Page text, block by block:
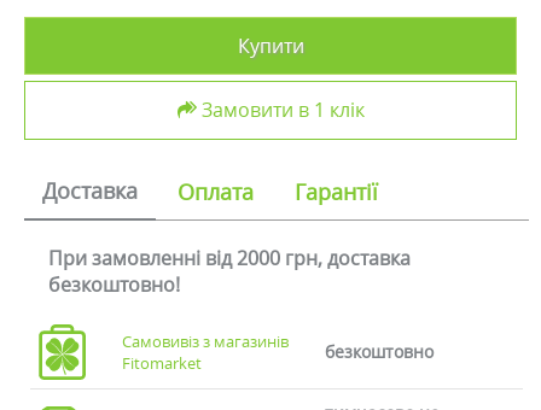
Купити
Замовити в 1 клік
Доставка Оплата Гарантії
При замовленні від 2000 грн, доставка
безкоштовно!
Самовивіз з магазинів
Fitomarket
безкоштовно